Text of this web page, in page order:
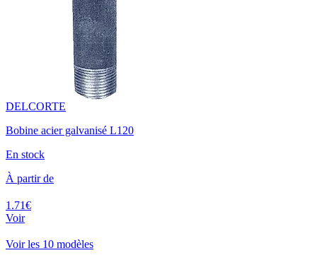
DELCORTE
Bobine acier galvanisé L120
En stock
À partir de
1.71€
Voir
Voir les 10 modèles